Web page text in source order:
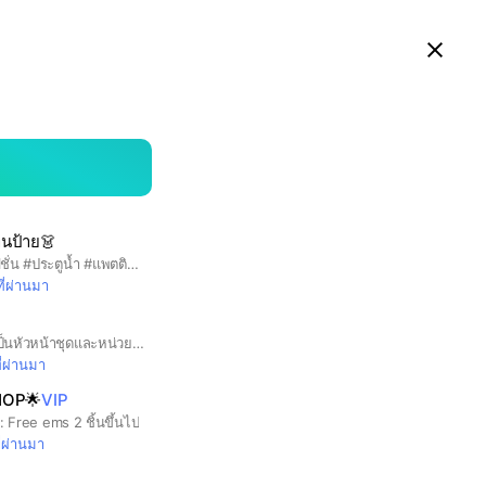
ป้าย👗
#งานป้าย #ราคาส่ง #แฟชั่น #ประตูน้ำ #แพตตินั่ม
ผ่านมา
รบกวนตั้งชื่อและระบุว่าเป็นหัวหน้าชุดและหน่วยงาน ***เช่น ธนัชภรณ์ หน.แมนดารีน่า**
านมา
VIP
: Free ems 2 ชิ้นขึ้นไป
านมา